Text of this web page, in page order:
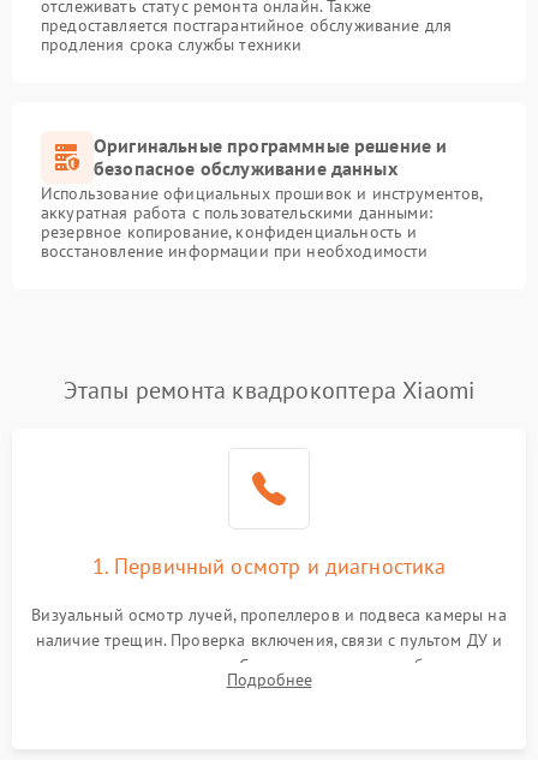
отслеживать статус ремонта онлайн. Также
предоставляется постгарантийное обслуживание для
продления срока службы техники
Оригинальные программные решение и
безопасное обслуживание данных
Использование официальных прошивок и инструментов,
аккуратная работа с пользовательскими данными:
резервное копирование, конфиденциальность и
восстановление информации при необходимости
Этапы ремонта квадрокоптера Xiaomi
1. Первичный осмотр и диагностика
Визуальный осмотр лучей, пропеллеров и подвеса камеры на
наличие трещин. Проверка включения, связи с пультом ДУ и
передачи видеосигнала. Считывание логов ошибок через
полетное ПО для определения характера неисправности.
Подробнее